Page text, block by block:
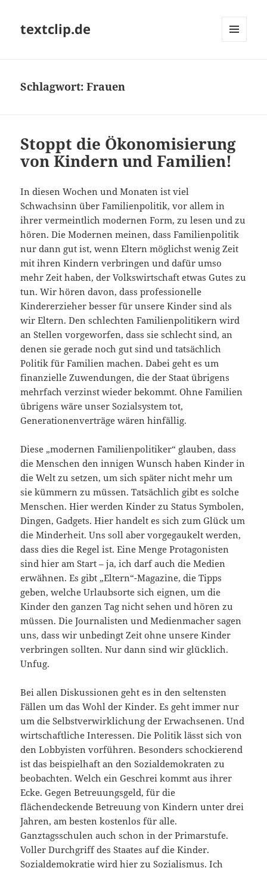
textclip.de
Schlagwort:Frauen
Stoppt die Ökonomisierung
von Kindern und Familien!
In diesen Wochen und Monaten ist viel
Schwachsinn über Familienpolitik, vor allem in
ihrer vermeintlich modernen Form, zu lesen und zu
hören. Die Modernen meinen, dass Familienpolitik
nur dann gut ist, wenn Eltern möglichst wenig Zeit
mit ihren Kindern verbringen und dafür umso
mehr Zeit haben, der Volkswirtschaft etwas Gutes zu
tun. Wir hören davon, dass professionelle
Kindererzieher besser für unsere Kinder sind als
wir Eltern. Den schlechten Familienpolitikern wird
an Stellen vorgeworfen, dass sie schlecht sind, an
denen sie gerade noch gut sind und tatsächlich
Politik für Familien machen. Dabei geht es um
finanzielle Zuwendungen, die der Staat übrigens
mehrfach verzinst wieder bekommt. Ohne Familien
übrigens wäre unser Sozialsystem tot,
Generationenverträge wären hinfällig.
Diese „modernen Familienpolitiker“ glauben, dass
die Menschen den innigen Wunsch haben Kinder in
die Welt zu setzen, um sich später nicht mehr um
sie kümmern zu müssen. Tatsächlich gibt es solche
Menschen. Hier werden Kinder zu Status Symbolen,
Dingen, Gadgets. Hier handelt es sich zum Glück um
die Minderheit. Uns soll aber vorgegaukelt werden,
dass dies die Regel ist. Eine Menge Protagonisten
sind hier am Start – ja, ich darf auch die Medien
erwähnen. Es gibt „Eltern“-Magazine, die Tipps
geben, welche Urlaubsorte sich eignen, um die
Kinder den ganzen Tag nicht sehen und hören zu
müssen. Die Journalisten und Medienmacher sagen
uns, dass wir unbedingt Zeit ohne unsere Kinder
verbringen sollten. Nur dann sind wir glücklich.
Unfug.
Bei allen Diskussionen geht es in den seltensten
Fällen um das Wohl der Kinder. Es geht immer nur
um die Selbstverwirklichung der Erwachsenen. Und
wirtschaftliche Interessen. Die Politik lässt sich von
den Lobbyisten vorführen. Besonders schockierend
ist das beispielhaft an den Sozialdemokraten zu
beobachten. Welch ein Geschrei kommt aus ihrer
Ecke. Gegen Betreuungsgeld, für die
flächendeckende Betreuung von Kindern unter drei
Jahren, am besten kostenlos für alle.
Ganztagsschulen auch schon in der Primarstufe.
Voller Durchgriff des Staates auf die Kinder.
Sozialdemokratie wird hier zu Sozialismus. Ich